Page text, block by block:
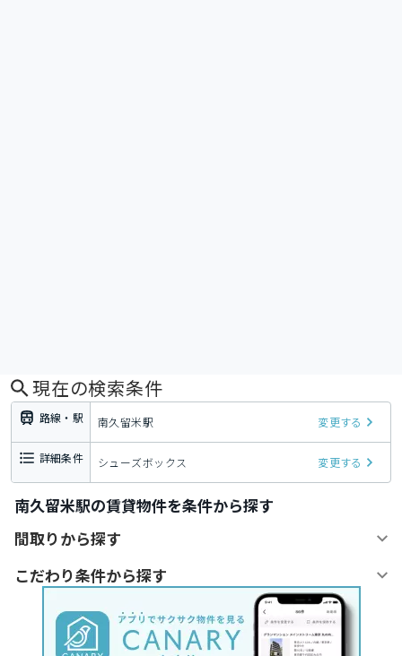
現在の検索条件
路線・駅 南久留米駅 変更する
詳細条件 シューズボックス 変更する
南久留米駅の賃貸物件を条件から探す
間取りから探す
こだわり条件から探す